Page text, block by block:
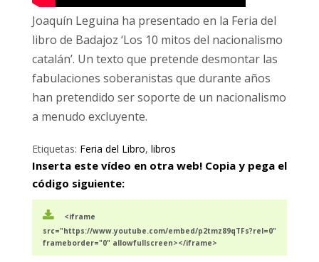
Joaquín Leguina ha presentado en la Feria del
libro de Badajoz ‘Los 10 mitos del nacionalismo
catalán’. Un texto que pretende desmontar las
fabulaciones soberanistas que durante años
han pretendido ser soporte de un nacionalismo
a menudo excluyente.
Etiquetas: Feria del Libro, libros
Inserta este vídeo en otra web! Copia y pega el
código siguiente:
<iframe
src="https://www.youtube.com/embed/p2tmz89qTFs?rel=0"
frameborder="0" allowfullscreen></iframe>